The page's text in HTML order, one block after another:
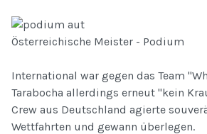
Österreichische Meister - Podium
International war gegen das Team
Tarabocha allerdings erneut "kein
Crew aus Deutschland agierte
Wettfahrten und gewann überlegen.